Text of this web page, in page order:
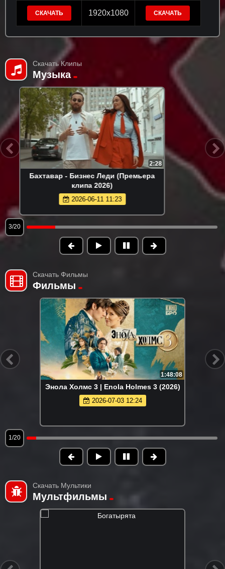
СКАЧАТЬ 1920x1080 СКАЧАТЬ
Скачать Клипы
Музыка
3:40
Сергей Одинцов - Моя недотрога
(Премьера клипа 2026)
2026-05-15 10:04
3/20
Скачать Фильмы
Фильмы
1:48:08
Энола Холмс 3 | Enola Holmes 3 (2026)
2026-07-03 12:24
1/20
Скачать Мультики
Мультфильмы